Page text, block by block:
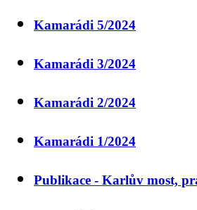
Kamarádi 5/2024
Kamarádi 3/2024
Kamarádi 2/2024
Kamarádi 1/2024
Publikace - Karlův most,